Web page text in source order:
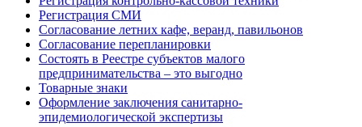
Регистрация СМИ
Согласование летних кафе, веранд, павильонов
Согласование перепланировки
Состоять в Реестре субъектов малого
предпринимательства – это выгодно
Товарные знаки
Оформление заключения санитарно-
эпидемиологической экспертизы